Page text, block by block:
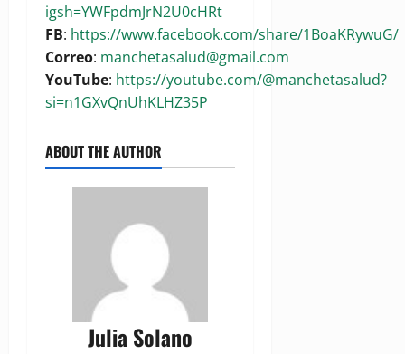
igsh=YWFpdmJrN2U0cHRt
FB: https://www.facebook.com/share/1BoaKRywuG/
Correo: manchetasalud@gmail.com
YouTube: https://youtube.com/@manchetasalud?
si=n1GXvQnUhKLHZ35P
ABOUT THE AUTHOR
Julia Solano